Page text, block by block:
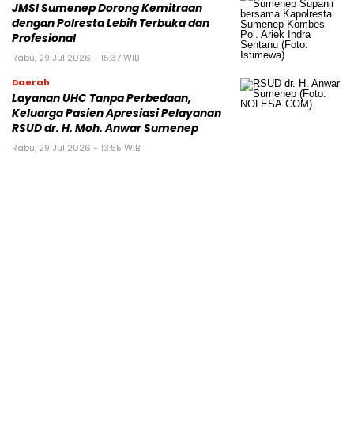
JMSI Sumenep Dorong Kemitraan
dengan Polresta Lebih Terbuka dan
Profesional
Rabu, 29 Jul 2026 - 15:37 WIB
Daerah
Layanan UHC Tanpa Perbedaan,
Keluarga Pasien Apresiasi Pelayanan
RSUD dr. H. Moh. Anwar Sumenep
Rabu, 29 Jul 2026 - 13:55 WIB